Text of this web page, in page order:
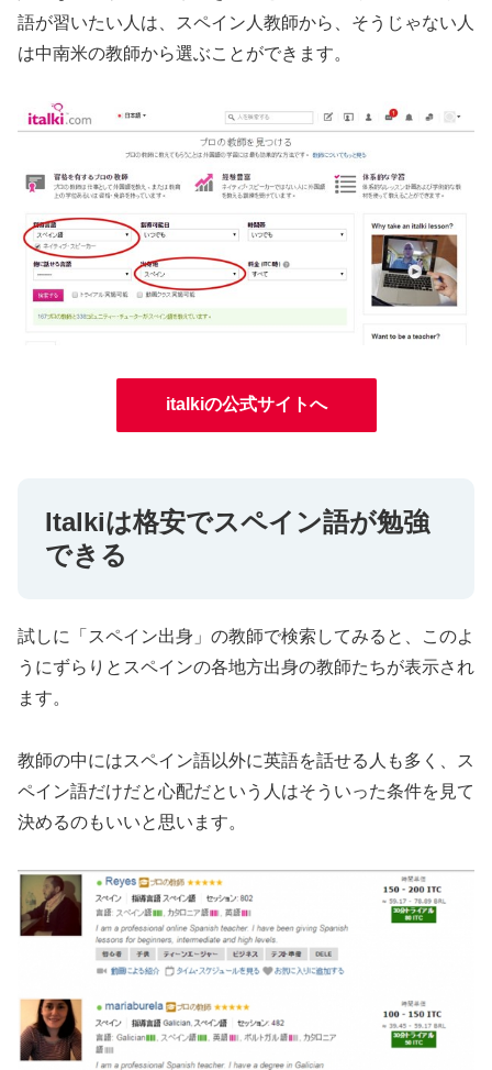
語が習いたい人は、スペイン人教師から、そうじゃない人
は中南米の教師から選ぶことができます。
italkiの公式サイトへ
Italkiは格安でスペイン語が勉強
できる
試しに「スペイン出身」の教師で検索してみると、このよ
うにずらりとスペインの各地方出身の教師たちが表示され
ます。
教師の中にはスペイン語以外に英語を話せる人も多く、ス
ペイン語だけだと心配だという人はそういった条件を見て
決めるのもいいと思います。